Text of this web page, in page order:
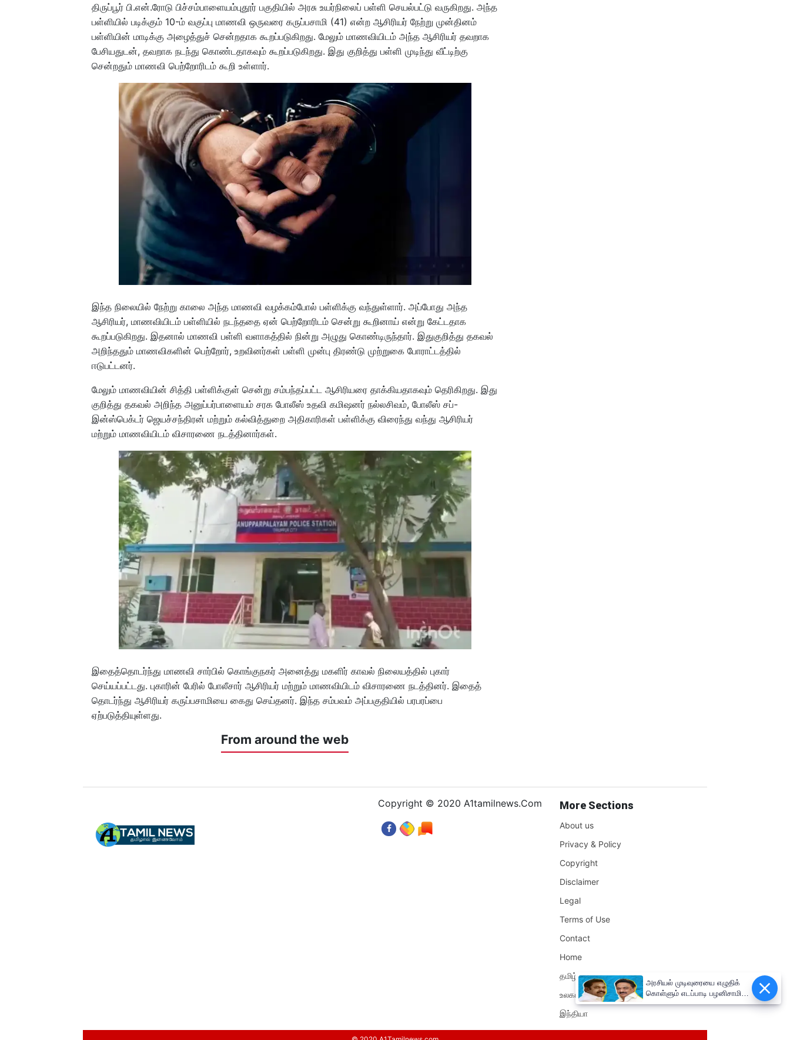
திருப்பூர் பி.என்.ரோடு பிச்சம்பாளையம்புதூர் பகுதியில் அரசு உயர்நிலைப் பள்ளி செயல்பட்டு வருகிறது. அந்த
பள்ளியில் படிக்கும் 10-ம் வகுப்பு மாணவி ஒருவரை கருப்பசாமி (41) என்ற ஆசிரியர் நேற்று முன்தினம்
பள்ளியின் மாடிக்கு அழைத்துச் சென்றதாக கூறப்படுகிறது. மேலும் மாணவியிடம் அந்த ஆசிரியர் தவறாக
பேசியதுடன், தவறாக நடந்து கொண்டதாகவும் கூறப்படுகிறது. இது குறித்து பள்ளி முடிந்து வீட்டிற்கு
சென்றதும் மாணவி பெற்றோரிடம் கூறி உள்ளார்.
இந்த நிலையில் நேற்று காலை அந்த மாணவி வழக்கம்போல் பள்ளிக்கு வந்துள்ளார். அப்போது அந்த
ஆசிரியர், மாணவியிடம் பள்ளியில் நடந்ததை ஏன் பெற்றோரிடம் சென்று கூறினாய் என்று கேட்டதாக
கூறப்படுகிறது. இதனால் மாணவி பள்ளி வளாகத்தில் நின்று அழுது கொண்டிருந்தார். இதுகுறித்து தகவல்
அறிந்ததும் மாணவிகளின் பெற்றோர், உறவினர்கள் பள்ளி முன்பு திரண்டு முற்றுகை போராட்டத்தில்
ஈடுபட்டனர்.
மேலும் மாணவியின் சித்தி பள்ளிக்குள் சென்று சம்பந்தப்பட்ட ஆசிரியரை தாக்கியதாகவும் தெரிகிறது. இது
குறித்து தகவல் அறிந்த அனுப்பர்பாளையம் சரக போலீஸ் உதவி கமிஷனர் நல்லசிவம், போலீஸ் சப்-
இன்ஸ்பெக்டர் ஜெயச்சந்திரன் மற்றும் கல்வித்துறை அதிகாரிகள் பள்ளிக்கு விரைந்து வந்து ஆசிரியர்
மற்றும் மாணவியிடம் விசாரணை நடத்தினார்கள்.
இதைத்தொடர்ந்து மாணவி சார்பில் கொங்குநகர் அனைத்து மகளிர் காவல் நிலையத்தில் புகார்
செய்யப்பட்டது. புகாரின் பேரில் போலீசார் ஆசிரியர் மற்றும் மாணவியிடம் விசாரணை நடத்தினர். இதைத்
தொடர்ந்து ஆசிரியர் கருப்பசாமியை கைது செய்தனர். இந்த சம்பவம் அப்பகுதியில் பரபரப்பை
ஏற்படுத்தியுள்ளது.
From around the web
Copyright © 2020 A1tamilnews.Com More Sections
About us
Privacy & Policy
Copyright
Disclaimer
Legal
Terms of Use
Contact
Home
தமிழ்நாடு
உலகம்
இந்தியா
அரசியல் முடிவுரையை எழுதிக்
கொள்ளும் எடப்பாடி பழனிசாமி!!
முதலமைச்சர் மு.க.ஸ்டாலின்